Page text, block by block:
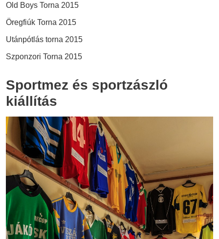
Old Boys Torna 2015
Öregfiúk Torna 2015
Utánpótlás torna 2015
Szponzori Torna 2015
Sportmez és sportzászló
kiállítás